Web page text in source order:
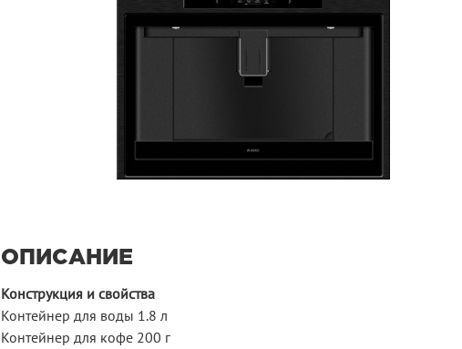
ОПИСАНИЕ
Конструкция и свойства
Контейнер для воды 1.8 л
Контейнер для кофе 200 г